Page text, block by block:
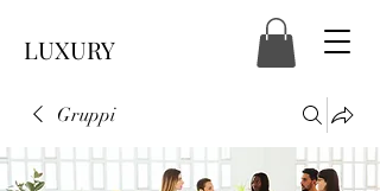
LUXURY
Gruppi